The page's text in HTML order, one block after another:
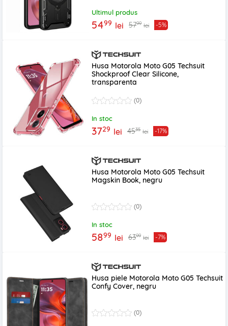
Ultimul produs
5499 lei 5799 lei -5%
Husa Motorola Moto G05 Techsuit
Shockproof Clear Silicone,
transparenta
(0)
In stoc
3729 lei 4535 lei -17%
Husa Motorola Moto G05 Techsuit
Magskin Book, negru
(0)
In stoc
5899 lei 6399 lei -7%
Husa piele Motorola Moto G05 Techsuit
Confy Cover, negru
(0)